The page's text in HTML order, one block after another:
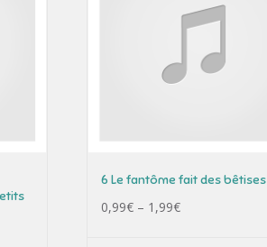
6 Le fantôme fait des bêtises
0,99€ – 1,99€